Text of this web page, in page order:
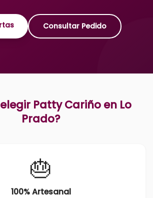
Consultar Pedido
Patty Cariño en Lo
Prado?
🎂
100% Artesanal